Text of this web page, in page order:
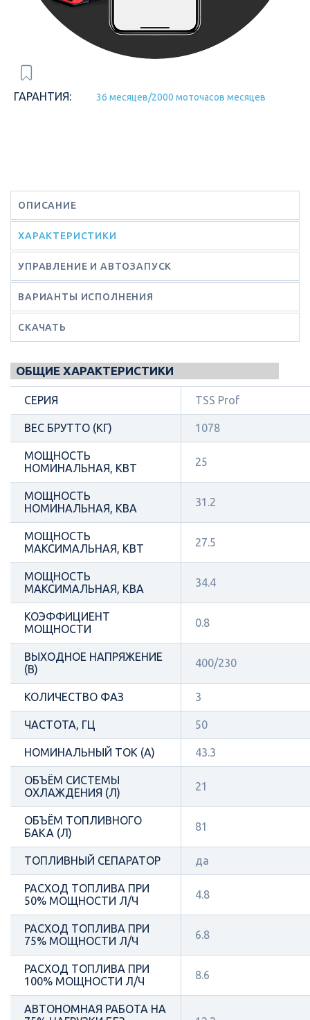
ГАРАНТИЯ: 36 месяцев/2000 моточасов месяцев
ОПИСАНИЕ
ХАРАКТЕРИСТИКИ
УПРАВЛЕНИЕ И АВТОЗАПУСК
ВАРИАНТЫ ИСПОЛНЕНИЯ
СКАЧАТЬ
ОБЩИЕ ХАРАКТЕРИСТИКИ
СЕРИЯ TSS Prof
ВЕС БРУТТО (КГ) 1078
МОЩНОСТЬ
НОМИНАЛЬНАЯ, КВТ
25
МОЩНОСТЬ
НОМИНАЛЬНАЯ, КВА
31.2
МОЩНОСТЬ
МАКСИМАЛЬНАЯ, КВТ
27.5
МОЩНОСТЬ
МАКСИМАЛЬНАЯ, КВА
34.4
КОЭФФИЦИЕНТ
МОЩНОСТИ
0.8
ВЫХОДНОЕ НАПРЯЖЕНИЕ
(В)
400/230
КОЛИЧЕСТВО ФАЗ 3
ЧАСТОТА, ГЦ 50
НОМИНАЛЬНЫЙ ТОК (А) 43.3
ОБЪЁМ СИСТЕМЫ
ОХЛАЖДЕНИЯ (Л)
21
ОБЪЁМ ТОПЛИВНОГО
БАКА (Л)
81
ТОПЛИВНЫЙ СЕПАРАТОР да
РАСХОД ТОПЛИВА ПРИ
50% МОЩНОСТИ Л/Ч
4.8
РАСХОД ТОПЛИВА ПРИ
75% МОЩНОСТИ Л/Ч
6.8
РАСХОД ТОПЛИВА ПРИ
100% МОЩНОСТИ Л/Ч
8.6
АВТОНОМНАЯ РАБОТА НА